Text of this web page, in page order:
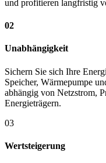
und profitieren langfristig
02
Unabhängigkeit
Sichern Sie sich Ihre
Speicher, Wärmepumpe
abhängig von Netzstrom,
Energieträgern.
03
Wertsteigerung